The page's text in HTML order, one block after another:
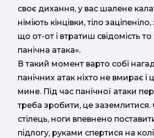
своє дихання, у вас шалене
німіють кінцівки, тіло
що от-от і втратиш свідомість то
панічна атака».
В такий момент варто собі
панічних атак ніхто не вмирає і
мине. Під час панічної атаки
треба зробити, це заземлитися.
стілець, ноги впевнено
підлогу, руками спертися на